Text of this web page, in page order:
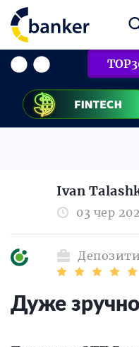
Ivan
03 чер
Депозити
Дуже